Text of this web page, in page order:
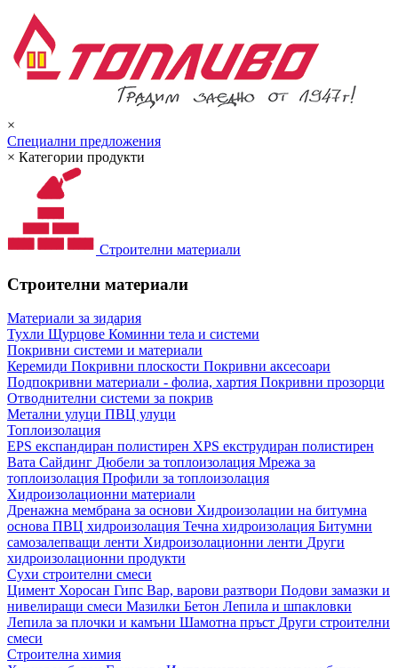
×
Специални предложения
× Категории продукти
Строителни материали
Строителни материали
Материали за зидария
Тухли Щурцове Коминни тела и системи
Покривни системи и материали
Керемиди Покривни плоскости Покривни аксесоари
Подпокривни материали - фолиа, хартия Покривни прозорци
Отводнителни системи за покрив
Метални улуци ПВЦ улуци
Топлоизолация
EPS експандиран полистирен XPS екструдиран полистирен
Вата Сайдинг Дюбели за топлоизолация Мрежа за
топлоизолация Профили за топлоизолация
Хидроизолационни материали
Дренажна мембрана за основи Хидроизолации на битумна
основа ПВЦ хидроизолация Течна хидроизолация Битумни
самозалепващи ленти Хидроизолационни ленти Други
хидроизолационни продукти
Сухи строителни смеси
Цимент Хоросан Гипс Вар, варови разтвори Подови замазки и
нивелиращи смеси Мазилки Бетон Лепила и шпакловки
Лепила за плочки и камъни Шамотна пръст Други строителни
смеси
Строителна химия